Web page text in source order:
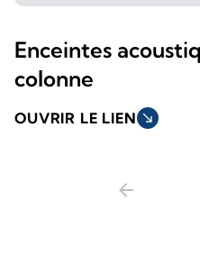
Enceintes
colonne
OUVRIR LE LIEN south_east
arrow_back